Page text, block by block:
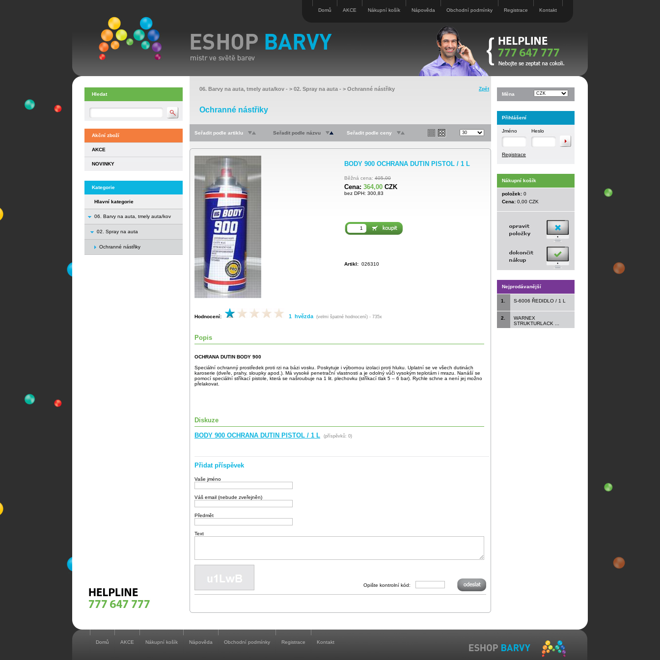
Domů AKCE Nákupní košík Nápověda Obchodní podmínky Registrace Kontakt
Hledat
Akční zboží
AKCE
NOVINKY
Kategorie
Hlavní kategorie
06. Barvy na auta, tmely auta/kov
02. Spray na auta
Ochranné nástřiky
06. Barvy na auta, tmely auta/kov - > 02. Spray na auta - > Ochranné nástřiky Zpět
Ochranné nástřiky
Seřadit podle artiklu Seřadit podle názvu Seřadit podle ceny
BODY 900 OCHRANA DUTIN PISTOL / 1 L
Běžná cena: 405,00
Cena: 364,00 CZK
bez DPH: 300,83
Artikl: 026310
Hodnocení: 1 hvězda (velmi špatné hodnocení) - 735x
Popis
OCHRANA DUTIN BODY 900
Speciální ochranný prostředek proti rzi na bázi vosku. Poskytuje i výbornou izolaci proti hluku. Uplatní se ve všech dutinách
karoserie (dveře, prahy, sloupky apod.). Má vysoké penetrační vlastnosti a je odolný vůči vysokým teplotám i mrazu. Nanáší se
pomocí speciální stříkací pistole, která se našroubuje na 1 lit. plechovku (stříkací tlak 5 – 6 bar). Rychle schne a není jej možno
přelakovat.
Diskuze
BODY 900 OCHRANA DUTIN PISTOL / 1 L (příspěvků: 0)
Přidat příspěvek
Vaše jméno
Váš email (nebude zveřejněn)
Předmět
Text
Opište kontrolní kód:
Měna
Přihlášení
Jméno Heslo
Registrace
Nákupní košík
položek: 0
Cena: 0,00 CZK
Nejprodávanější
1. S-6006 ŘEDIDLO / 1 L
2.
WARNEX
STRUKTURLACK ...
Domů AKCE Nákupní košík Nápověda Obchodní podmínky Registrace Kontakt